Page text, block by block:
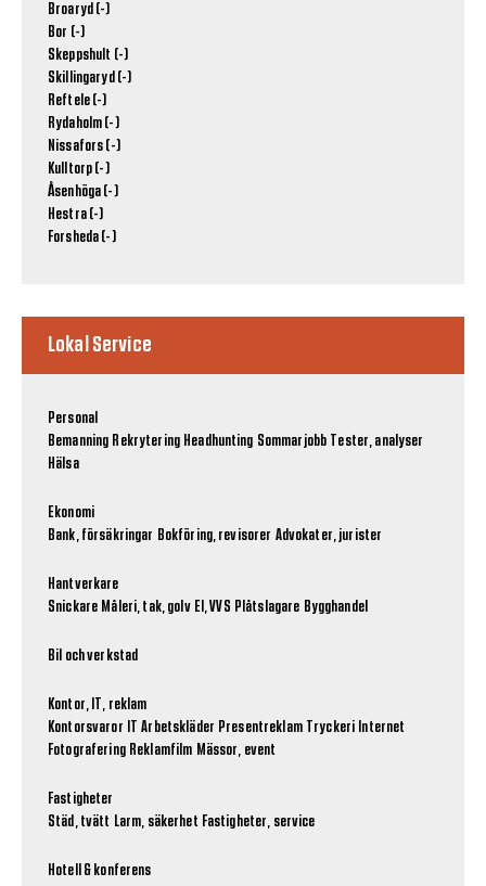
Broaryd (-)
Bor (-)
Skeppshult (-)
Skillingaryd (-)
Reftele (-)
Rydaholm (-)
Nissafors (-)
Kulltorp (-)
Åsenhöga (-)
Hestra (-)
Forsheda (-)
Lokal Service
Personal
Bemanning Rekrytering Headhunting Sommarjobb Tester, analyser
Hälsa
Ekonomi
Bank, försäkringar Bokföring, revisorer Advokater, jurister
Hantverkare
Snickare Måleri, tak, golv El, VVS Plåtslagare Bygghandel
Bil och verkstad
Kontor, IT, reklam
Kontorsvaror IT Arbetskläder Presentreklam Tryckeri Internet
Fotografering Reklamfilm Mässor, event
Fastigheter
Städ, tvätt Larm, säkerhet Fastigheter, service
Hotell & konferens